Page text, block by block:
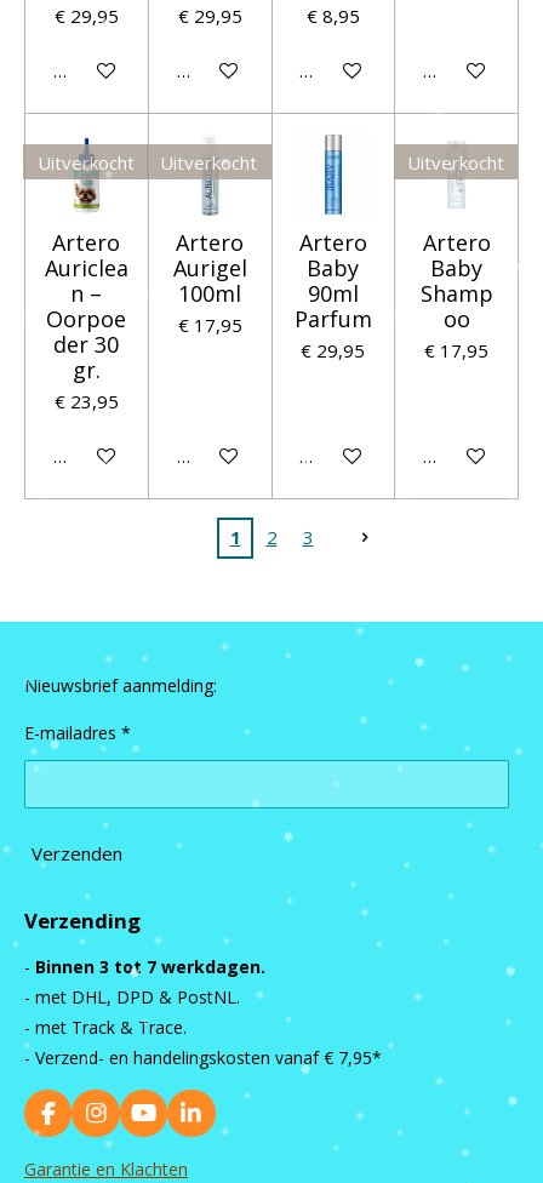
€ 29,95
Houd mij op de hoogte
€ 29,95
Houd mij op de hoogte
€ 8,95
In winkelwagenHoud mij op
Uitverkocht
Artero
Auriclea
n –
Oorpoe
der 30
gr.
€ 23,95
Houd mij op de hoogte
Uitverkocht
Artero
Aurigel
100ml
€ 17,95
Houd mij op de hoogte
Artero
Baby
90ml
Parfum
€ 29,95
In winkelwagen
Uitverkocht
Artero
Baby
Shamp
oo
€ 17,95
Houd mij op
1 2 3
Nieuwsbrief aanmelding:
E-mailadres *
Verzenden
Verzending
- Binnen 3 tot 7 werkdagen.
- met DHL, DPD & PostNL.
- met Track & Trace.
- Verzend- en handelingskosten vanaf € 7,95*
F
a
c
I
n
s
Y
o
u
L
i
Garantie en Klachten